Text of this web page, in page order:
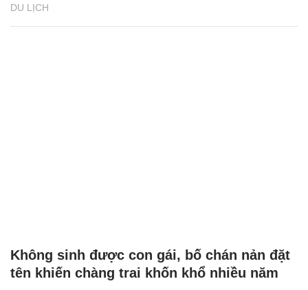
DU LỊCH
Không sinh được con gái, bố chán nản đặt
tên khiến chàng trai khốn khổ nhiều năm